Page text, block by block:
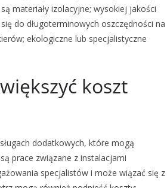
materiały izolacyjne; wysokiej jakości
do długoterminowych oszczędności na
ekologiczne lub specjalistyczne
koszt
dodatkowych, które mogą
prace związane z instalacjami
specjalistów i może wiązać się z